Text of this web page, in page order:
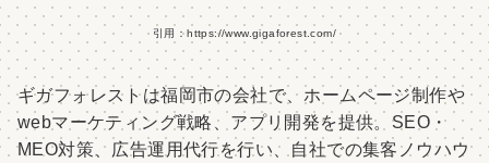
引用：https://www.gigaforest.com/
ギガフォレストは福岡市の会社で、ホームページ制作や
webマーケティング戦略、アプリ開発を提供。SEO・
MEO対策、広告運用代行を行い、自社での集客ノウハウ